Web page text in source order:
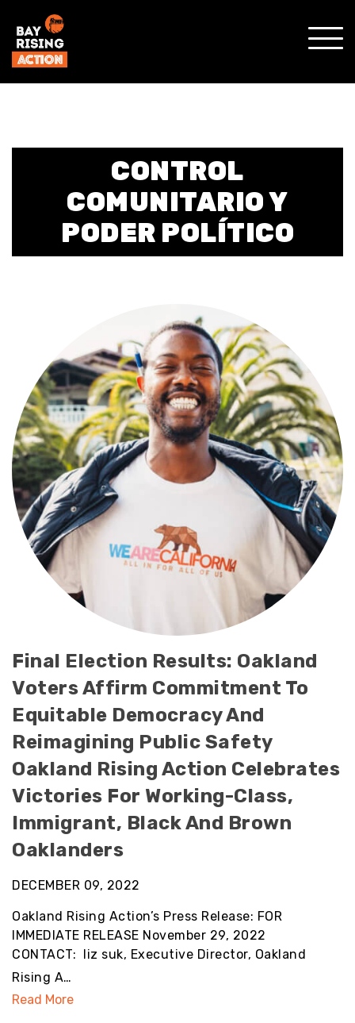
MENU
CONTROL
COMUNITARIO Y
PODER POLÍTICO
Final Election Results: Oakland
Voters Affirm Commitment To
Equitable Democracy And
Reimagining Public Safety
Oakland Rising Action Celebrates
Victories For Working-Class,
Immigrant, Black And Brown
Oaklanders
DECEMBER 09, 2022
Oakland Rising Action’s Press Release: FOR
IMMEDIATE RELEASE November 29, 2022
CONTACT: liz suk, Executive Director, Oakland
Rising A…
Read More